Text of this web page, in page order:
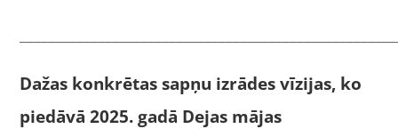
Dažas konkrētas sapņu izrādes vīzijas, ko
piedāvā 2025. gadā Dejas mājas